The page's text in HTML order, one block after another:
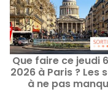
Que faire ce jeudi
2026 à Paris ? Les
à ne pas